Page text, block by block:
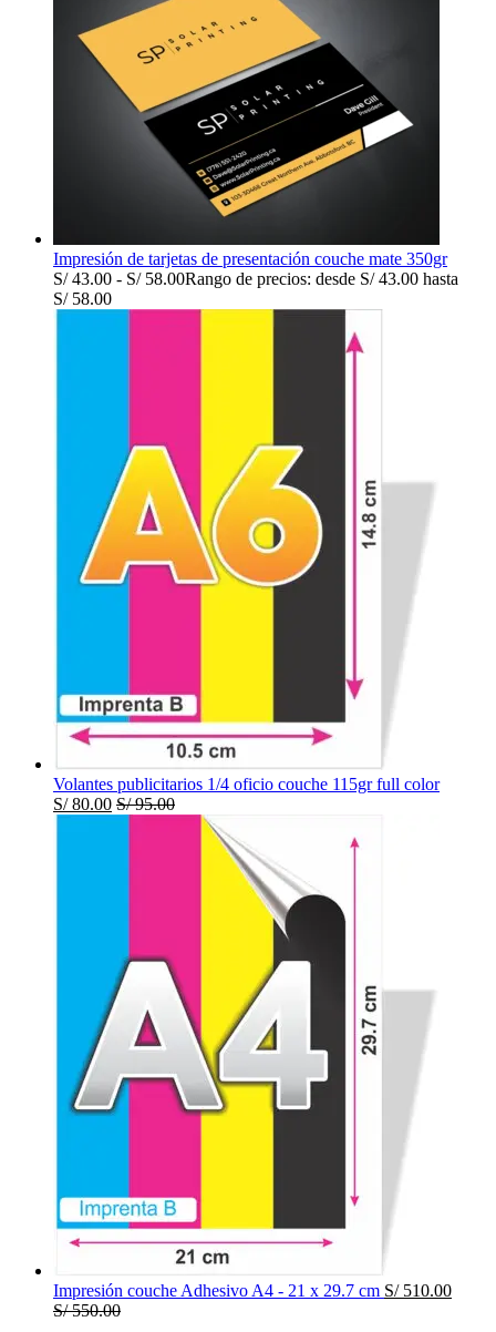
Impresión de tarjetas de presentación couche mate 350gr
S/43.00 - S/58.00Rango de precios: desde S/ 43.00 hasta
S/ 58.00
Volantes publicitarios 1/4 oficio couche 115gr full color
S/80.00 S/95.00
Impresión couche Adhesivo A4 - 21 x 29.7 cm S/510.00
S/550.00